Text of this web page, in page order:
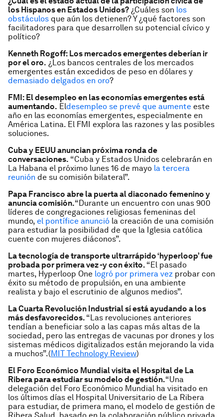
los Hispanos en Estados Unidos? ¿Cuáles son los
obstáculos que aún los detienen? Y ¿qué factores son
facilitadores para que desarrollen su potencial cívico y
político?
Kenneth Rogoff: Los mercados emergentes deberían ir
por el oro. ¿Los bancos centrales de los mercados
emergentes están excedidos de peso en dólares y
demasiado delgados en oro?
FMI: El desempleo en las economías emergentes está
aumentando. Eldesempleo se prevé que aumente este
año en las economías emergentes, especialmente en
América Latina. El FMI explora las razones y las posibles
soluciones.
Cuba y EEUU anuncian próxima ronda de
conversaciones. “Cuba y Estados Unidos celebrarán en
La Habana el próximo lunes 16 de mayo la tercera
reunión de su comisión bilateral”.
Papa Francisco abre la puerta al diaconado femenino y
anuncia comisión.“Durante un encuentro con unas 900
líderes de congregaciones religiosas femeninas del
mundo, el pontífice anunció la creación de una comisión
para estudiar la posibilidad de que la Iglesia católica
cuente con mujeres diáconos”.
La tecnología de transporte ultrarrápido ‘hyperloop’ fue
probada por primera vez -y con éxito. “El pasado
martes, Hyperloop One logró por primera vez probar con
éxito su método de propulsión, en una ambiente
realista y bajo el escrutinio de algunos medios”.
La Cuarta Revolución Industrial sí está ayudando a los
más desfavorecidos. “Las revoluciones anteriores
tendían a beneficiar solo a las capas más altas de la
sociedad, pero las entregas de vacunas por drones y los
sistemas médicos digitalizados están mejorando la vida
a muchos”.(MIT Technology Review)
El Foro Económico Mundial visita el Hospital de La
Ribera para estudiar su modelo de gestión.“Una
delegación del Foro Económico Mundial ha visitado en
los últimos días el Hospital Universitario de La Ribera
para estudiar, de primera mano, el modelo de gestión de